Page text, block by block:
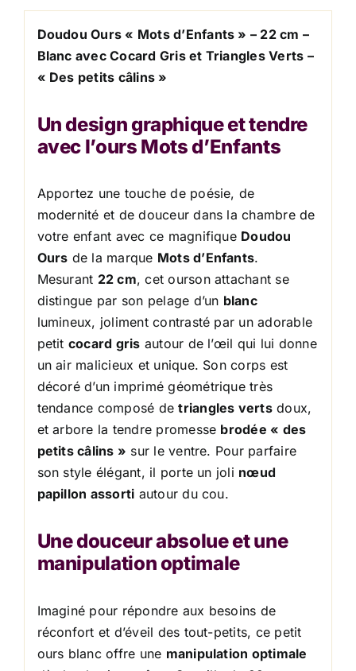
Doudou Ours « Mots d’Enfants » – 22 cm –
Blanc avec Cocard Gris et Triangles Verts –
« Des petits câlins »
Un design graphique et tendre
avec l’ours Mots d’Enfants
Apportez une touche de poésie, de
modernité et de douceur dans la chambre de
votre enfant avec ce magnifique Doudou
Ours de la marque Mots d’Enfants.
Mesurant 22 cm, cet ourson attachant se
distingue par son pelage d’un blanc
lumineux, joliment contrasté par un adorable
petit cocard gris autour de l’œil qui lui donne
un air malicieux et unique. Son corps est
décoré d’un imprimé géométrique très
tendance composé detriangles vertsdoux,
et arbore la tendre promesse brodée « des
petits câlins » sur le ventre. Pour parfaire
son style élégant, il porte un joli nœud
papillon assorti autour du cou.
Une douceur absolue et une
manipulation optimale
Imaginé pour répondre aux besoins de
réconfort et d’éveil des tout-petits, ce petit
ours blanc offre une manipulation optimale